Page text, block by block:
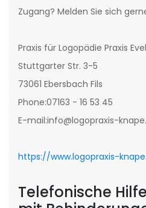
Zugang? Melden Sie sich
Praxis für Logopädie Praxis
Stuttgarter Str. 3-5
73061 Ebersbach Fils
Phone:07163 - 16 53 45
E-mail:info@logopraxis-
https://www.logopraxis-
Telefonische